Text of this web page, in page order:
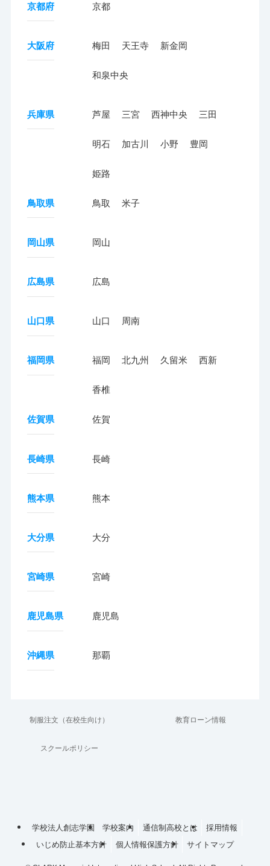
京都府 京都
大阪府 梅田 天王寺 新金岡
和泉中央
兵庫県 芦屋 三宮 西神中央 三田
明石 加古川 小野 豊岡
姫路
鳥取県 鳥取 米子
岡山県 岡山
広島県 広島
山口県 山口 周南
福岡県 福岡 北九州 久留米 西新
香椎
佐賀県 佐賀
長崎県 長崎
熊本県 熊本
大分県 大分
宮崎県 宮崎
鹿児島県 鹿児島
沖縄県 那覇
制服注文（在校生向け） 教育ローン情報
スクールポリシー
学校法人創志学園 学校案内 通信制高校とは
採用情報
いじめ防止基本方針
個人情報保護方針 サイトマップ